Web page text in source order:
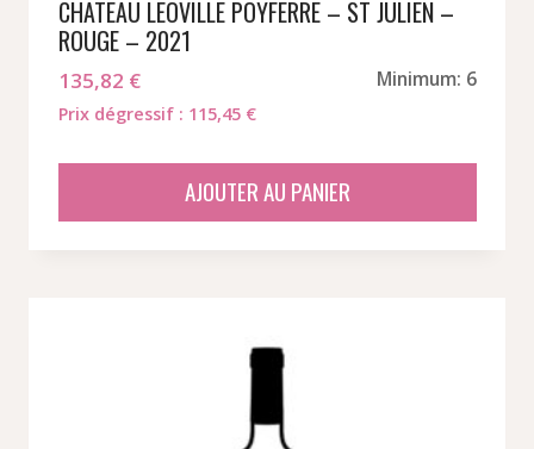
CHATEAU LEOVILLE POYFERRE – ST JULIEN –
ROUGE – 2021
135,82 € Minimum: 6
Prix dégressif : 115,45 €
AJOUTER AU PANIER